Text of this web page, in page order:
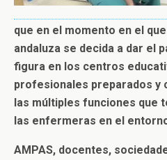
que en el momento en el
andaluza se decida a dar el
figura en los centros
profesionales preparados y
las múltiples funciones que
las enfermeras en el
AMPAS, docentes,